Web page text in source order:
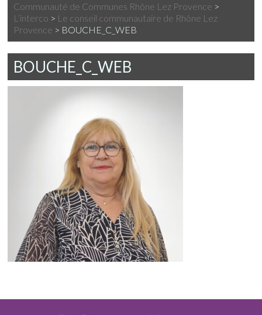
Communauté de Communes Rhône Lez Provence >
L’interco > Le conseil communautaire de Rhône Lez
Provence > BOUCHE_C_WEB
BOUCHE_C_WEB